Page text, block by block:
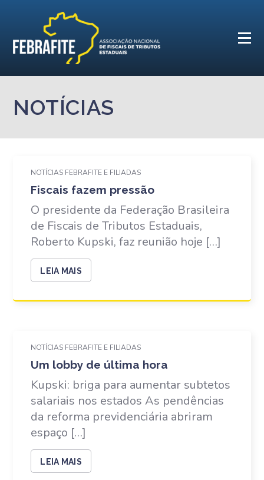
NOTÍCIAS
NOTÍCIAS FEBRAFITE E FILIADAS
Fiscais fazem pressão
O presidente da Federação Brasileira
de Fiscais de Tributos Estaduais,
Roberto Kupski, faz reunião hoje […]
LEIA MAIS
NOTÍCIAS FEBRAFITE E FILIADAS
Um lobby de última hora
Kupski: briga para aumentar subtetos
salariais nos estados As pendências
da reforma previdenciária abriram
espaço […]
LEIA MAIS